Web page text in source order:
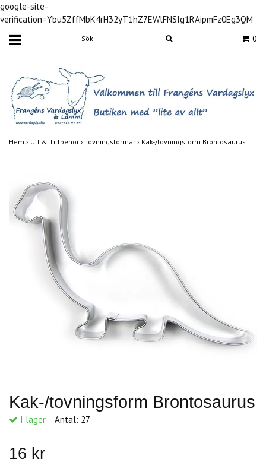
google-site-
verification=Ybu5ZffMbK4rH32yT1hZ7EWlFNSIg1RAipmFz0Eg3QM
0
Hem › Ull & Tillbehör › Tovningsformar › Kak-/tovningsform Brontosaurus
Kak-/tovningsform Brontosaurus
I lager. Antal: 27
16 kr